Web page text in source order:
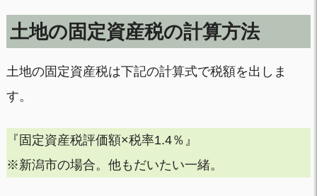
土地の固定資産税の計算方法
土地の固定資産税は下記の計算式で税額を出しま
す。
『固定資産税評価額×税率1.4％』
※新潟市の場合。他もだいたい一緒。